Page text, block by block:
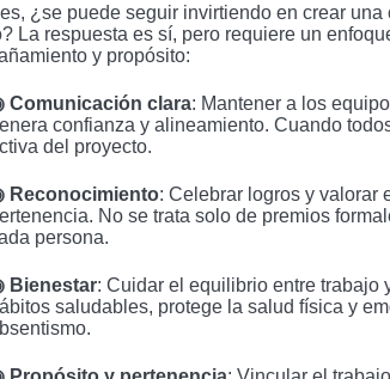
¿se puede seguir invirtiendo en crear
La respuesta es sí, pero requiere un
y propósito:
Comunicación clara: Mantener a los
confianza y alineamiento. Cuando
del proyecto.
Reconocimiento: Celebrar logros y valorar
No se trata solo de premios
persona.
Bienestar: Cuidar el equilibrio entre trabajo
saludables, protege la salud física y